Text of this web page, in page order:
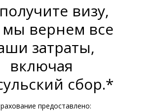
визу,
вернем все
затраты,
включая
сбор.*
предоставлено: